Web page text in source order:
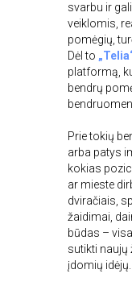
svarbu ir
veiklomis,
pomėgių,
Dėl to
platformą,
bendrų
Prie tokių
arba patys
kokias
ar mieste
dviračiais,
žaidimai,
būdas –
sutikti naujų
įdomių idėjų.